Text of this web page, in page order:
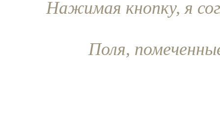
Нажимая кнопку, я
Поля,